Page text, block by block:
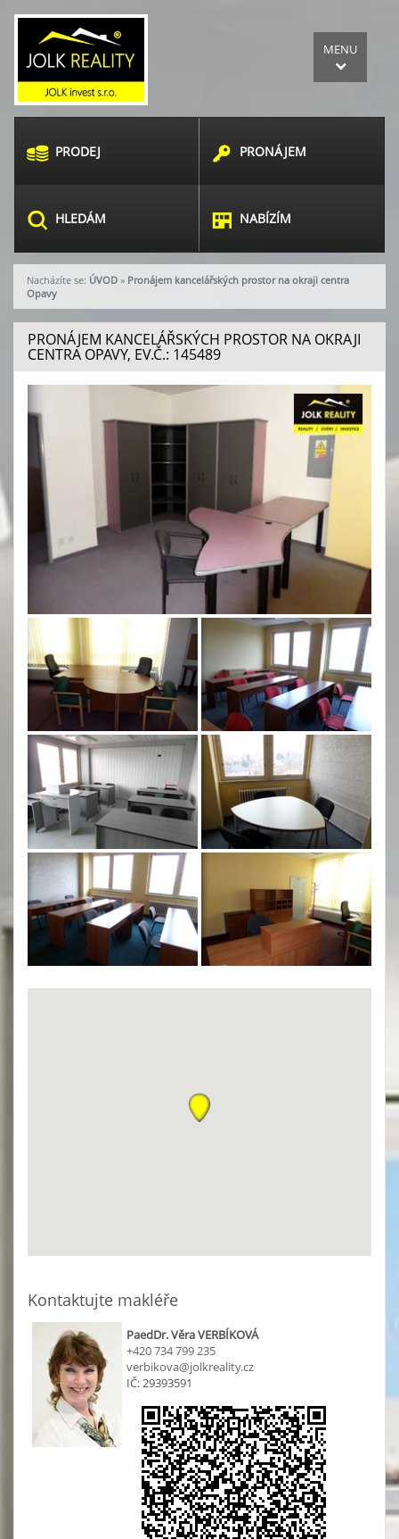
MENU
PRODEJ PRONÁJEM
HLEDÁM NABÍZÍM
Nacházíte se: ÚVOD » Pronájem kancelářských prostor na okraji centra
Opavy
PRONÁJEM KANCELÁŘSKÝCH PROSTOR NA OKRAJI
CENTRA OPAVY, EV.Č.: 145489
Kontaktujte makléře
PaedDr. Věra VERBÍKOVÁ
+420 734 799 235
verbikova@jolkreality.cz
IČ: 29393591